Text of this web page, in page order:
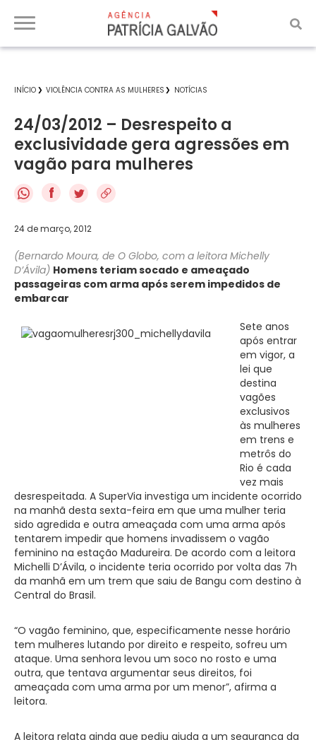
INÍCIO VIOLÊNCIA CONTRA AS MULHERES NOTÍCIAS
24/03/2012 – Desrespeito a
exclusividade gera agressões em
vagão para mulheres
f
24 de março, 2012
(Bernardo Moura, de O Globo, com a leitora Michelly
D’Ávila) Homens teriam socado e ameaçado
passageiras com arma após serem impedidos de
embarcar
Sete anos
após entrar
em vigor, a
lei que
destina
vagões
exclusivos
às mulheres
em trens e
metrôs do
Rio é cada
vez mais
desrespeitada. A SuperVia investiga um incidente ocorrido
na manhã desta sexta-feira em que uma mulher teria
sido agredida e outra ameaçada com uma arma após
tentarem impedir que homens invadissem o vagão
feminino na estação Madureira. De acordo com a leitora
Michelli D’Ávila, o incidente teria ocorrido por volta das 7h
da manhã em um trem que saiu de Bangu com destino à
Central do Brasil.
“O vagão feminino, que, especificamente nesse horário
tem mulheres lutando por direito e respeito, sofreu um
ataque. Uma senhora levou um soco no rosto e uma
outra, que tentava argumentar seus direitos, foi
ameaçada com uma arma por um menor”, afirma a
leitora.
A leitora relata ainda que pediu ajuda a um segurança da